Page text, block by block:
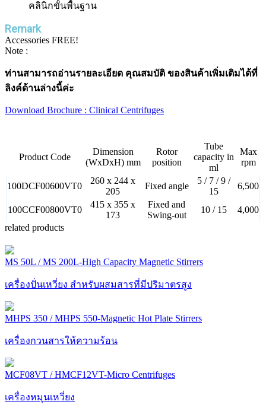
คลินิกขั้นพื้นฐาน
Remark
Accessories FREE!
Note :
ท่านสามารถอ่านรายละเอียด คุณสมบัติ ของสินค้าเพิ่มเติมได้ที่
ลิงค์ด้านล่างนี้ค่ะ
Download Brochure : Clinical Centrifuges
Product Code
Dimension
(WxDxH) mm
Rotor
position
Tube
capacity in
ml
Max
rpm
100DCF00600VT0
260 x 244 x
205
Fixed angle
5 / 7 / 9 /
15
6,500
100CCF00800VT0
415 x 355 x
173
Fixed and
Swing-out
10 / 15
4,000
related products
MS 50L / MS 200L-High Capacity Magnetic Stirrers
เครื่องปั่นเหวี่ยง สำหรับผสมสารที่มีปริมาตรสูง
MHPS 350 / MHPS 550-Magnetic Hot Plate Stirrers
เครื่องกวนสารให้ความร้อน
MCF08VT / HMCF12VT-Micro Centrifuges
เครื่องหมุนเหวี่ยง